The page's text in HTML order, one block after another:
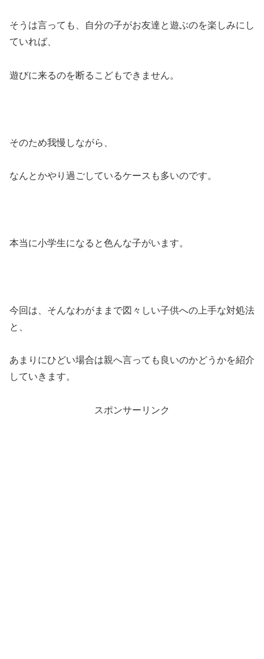
そうは言っても、自分の子がお友達と遊ぶのを楽しみにし
ていれば、
遊びに来るのを断るこどもできません。
そのため我慢しながら、
なんとかやり過ごしているケースも多いのです。
本当に小学生になると色んな子がいます。
今回は、そんなわがままで図々しい子供への上手な対処法
と、
あまりにひどい場合は親へ言っても良いのかどうかを紹介
していきます。
スポンサーリンク